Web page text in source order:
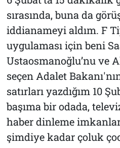
sırasında, buna da
iddianameyi aldım. F
uygulaması için beni
Ustaosmanoğlu’nu ve
seçen Adalet
satırları yazdığım 10
başıma bir odada,
haber dinleme
şimdiye kadar çoluk